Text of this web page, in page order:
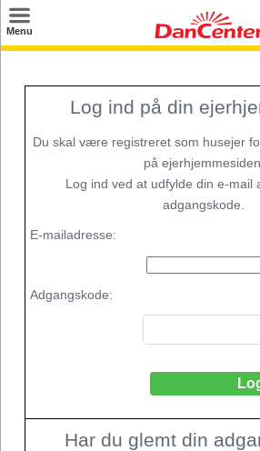
Menu
Log ind på din
Du skal være registreret som husejer
på ejerhjemmesiden.
Log ind ved at udfylde din e-mail
adgangskode.
E-mailadresse:
Adgangskode:
Har du glemt din